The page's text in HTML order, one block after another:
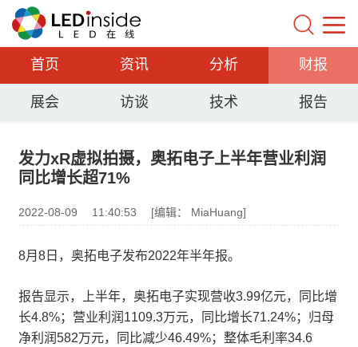
首页 资讯 分析 财报
展会 访谈 技术 报告
发力xR虚拟拍摄，奥拓电子上半年营业利润
同比增长超71%
2022-08-09 11:40:53 [编辑： MiaHuang]
8月8日，奥拓电子发布2022年半年报。
报告显示，上半年，奥拓电子实现营收3.99亿元，同比增
长4.8%；营业利润1109.3万元，同比增长71.24%；归母
净利润582万元，同比减少46.49%；整体毛利率34.6